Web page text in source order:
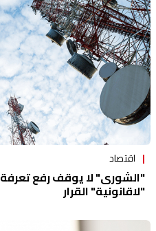
اقتصاد
"الشورى" لا يوقف رفع
"لاقانونية" القرار